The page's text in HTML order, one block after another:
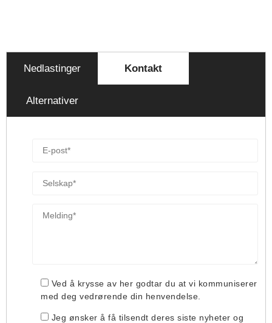
Nedlastinger Kontakt
Alternativer
Ved å krysse av her godtar du at vi kommuniserer
med deg vedrørende din henvendelse.
Jeg ønsker å få tilsendt deres siste nyheter og